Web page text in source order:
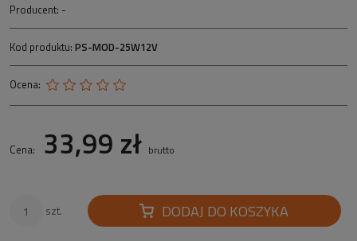
Producent: -
Kod produktu: PS-MOD-25W12V
Ocena:
Cena: 33,99 zł brutto
szt. DODAJ DO KOSZYKA